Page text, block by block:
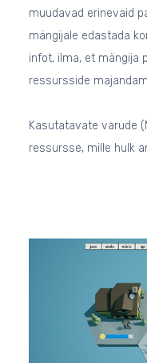
muudavad erinevaid
mängijale edastada
infot, ilma, et mängija
ressursside
Kasutatavate varude
ressursse, mille hulk